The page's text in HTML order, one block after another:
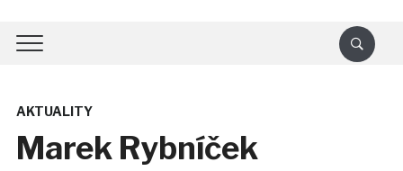
AKTUALITY
Marek Rybníček